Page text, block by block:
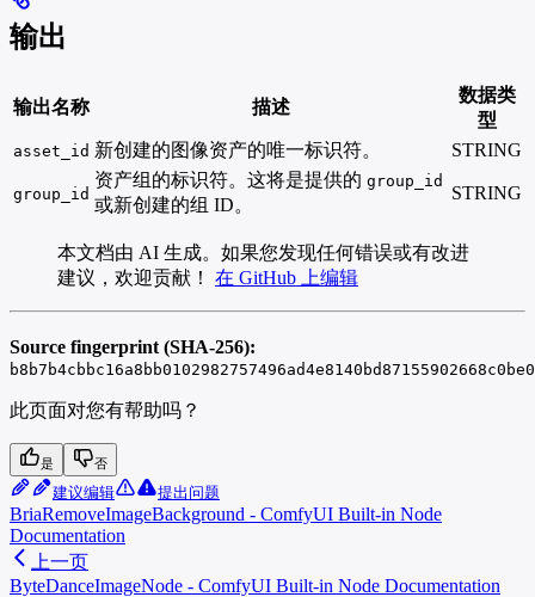
输出
输出名称 描述
数据类
型
asset_id 新创建的图像资产的唯一标识符。 STRING
group_id
资产组的标识符。这将是提供的 group_id
或新创建的组 ID。
STRING
本文档由 AI 生成。如果您发现任何错误或有改进
建议，欢迎贡献！ 在 GitHub 上编辑
Source fingerprint (SHA-256):
此页面对您有帮助吗？
是 否
建议编辑 提出问题
BriaRemoveImageBackground - ComfyUI Built-in Node
Documentation
上一页
ByteDanceImageNode - ComfyUI Built-in Node Documentation